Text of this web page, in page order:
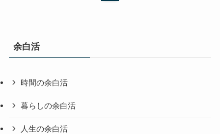
余白活
時間の余白活
暮らしの余白活
人生の余白活